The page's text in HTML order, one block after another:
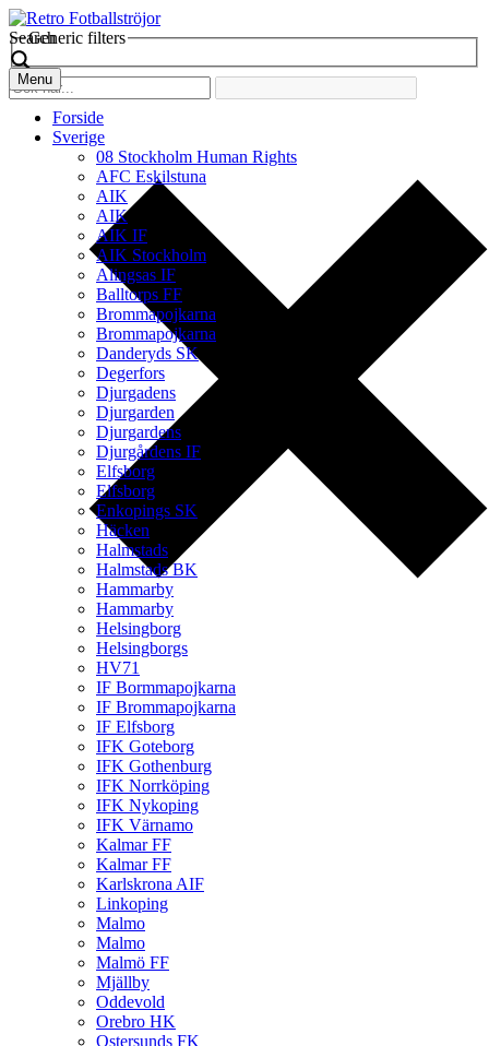
Search
Generic filters
Menu
Forside
Sverige
08 Stockholm Human Rights
AFC Eskilstuna
AIK
AIK
AIK IF
AIK Stockholm
Alingsas IF
Balltorps FF
Brommapojkarna
Brommapojkarna
Danderyds SK
Degerfors
Djurgadens
Djurgarden
Djurgardens
Djurgårdens IF
Elfsborg
Elfsborg
Enkopings SK
Häcken
Halmstads
Halmstads BK
Hammarby
Hammarby
Helsingborg
Helsingborgs
HV71
IF Bormmapojkarna
IF Brommapojkarna
IF Elfsborg
IFK Goteborg
IFK Gothenburg
IFK Norrköping
IFK Nykoping
IFK Värnamo
Kalmar FF
Kalmar FF
Karlskrona AIF
Linkoping
Malmo
Malmo
Malmö FF
Mjällby
Oddevold
Orebro HK
Ostersunds FK